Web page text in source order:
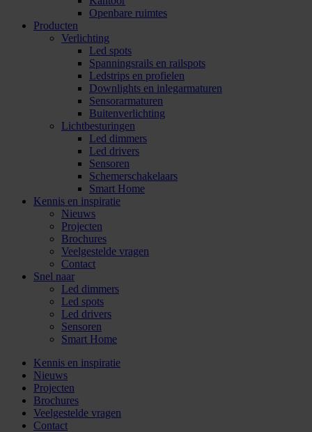
Openbare ruimtes
Producten
Verlichting
Led spots
Spanningsrails en railspots
Ledstrips en profielen
Downlights en inlegarmaturen
Sensorarmaturen
Buitenverlichting
Lichtbesturingen
Led dimmers
Led drivers
Sensoren
Schemerschakelaars
Smart Home
Kennis en inspiratie
Nieuws
Projecten
Brochures
Veelgestelde vragen
Contact
Snel naar
Led dimmers
Led spots
Led drivers
Sensoren
Smart Home
Kennis en inspiratie
Nieuws
Projecten
Brochures
Veelgestelde vragen
Contact